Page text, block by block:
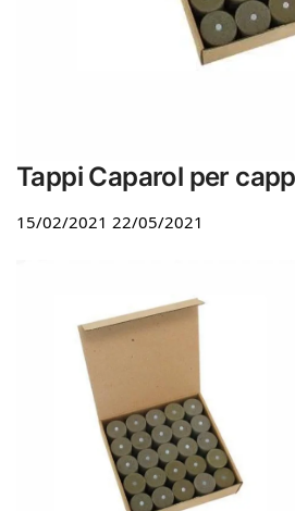
Tappi Caparol per
15/02/2021 22/05/2021